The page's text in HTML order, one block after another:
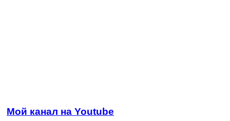
Мой канал на Youtube